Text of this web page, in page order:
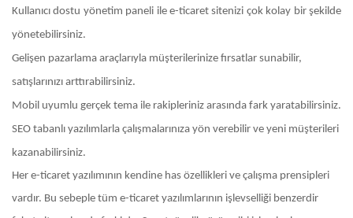
Kullanıcı dostu yönetim paneli ile e-ticaret sitenizi çok kolay bir şekilde
yönetebilirsiniz.
Gelişen pazarlama araçlarıyla müşterilerinize fırsatlar sunabilir,
satışlarınızı arttırabilirsiniz.
Mobil uyumlu gerçek tema ile rakipleriniz arasında fark yaratabilirsiniz.
SEO tabanlı yazılımlarla çalışmalarınıza yön verebilir ve yeni müşterileri
kazanabilirsiniz.
Her e-ticaret yazılımının kendine has özellikleri ve çalışma prensipleri
vardır. Bu sebeple tüm e-ticaret yazılımlarının işlevselliği benzerdir